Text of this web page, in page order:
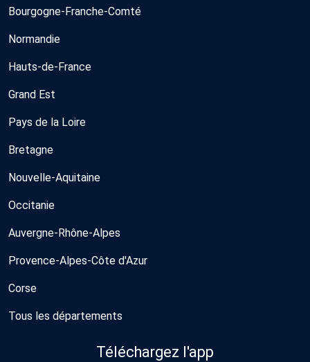
Bourgogne-Franche-Comté
Normandie
Hauts-de-France
Grand Est
Pays de la Loire
Bretagne
Nouvelle-Aquitaine
Occitanie
Auvergne-Rhône-Alpes
Provence-Alpes-Côte d'Azur
Corse
Tous les départements
Téléchargez l'app